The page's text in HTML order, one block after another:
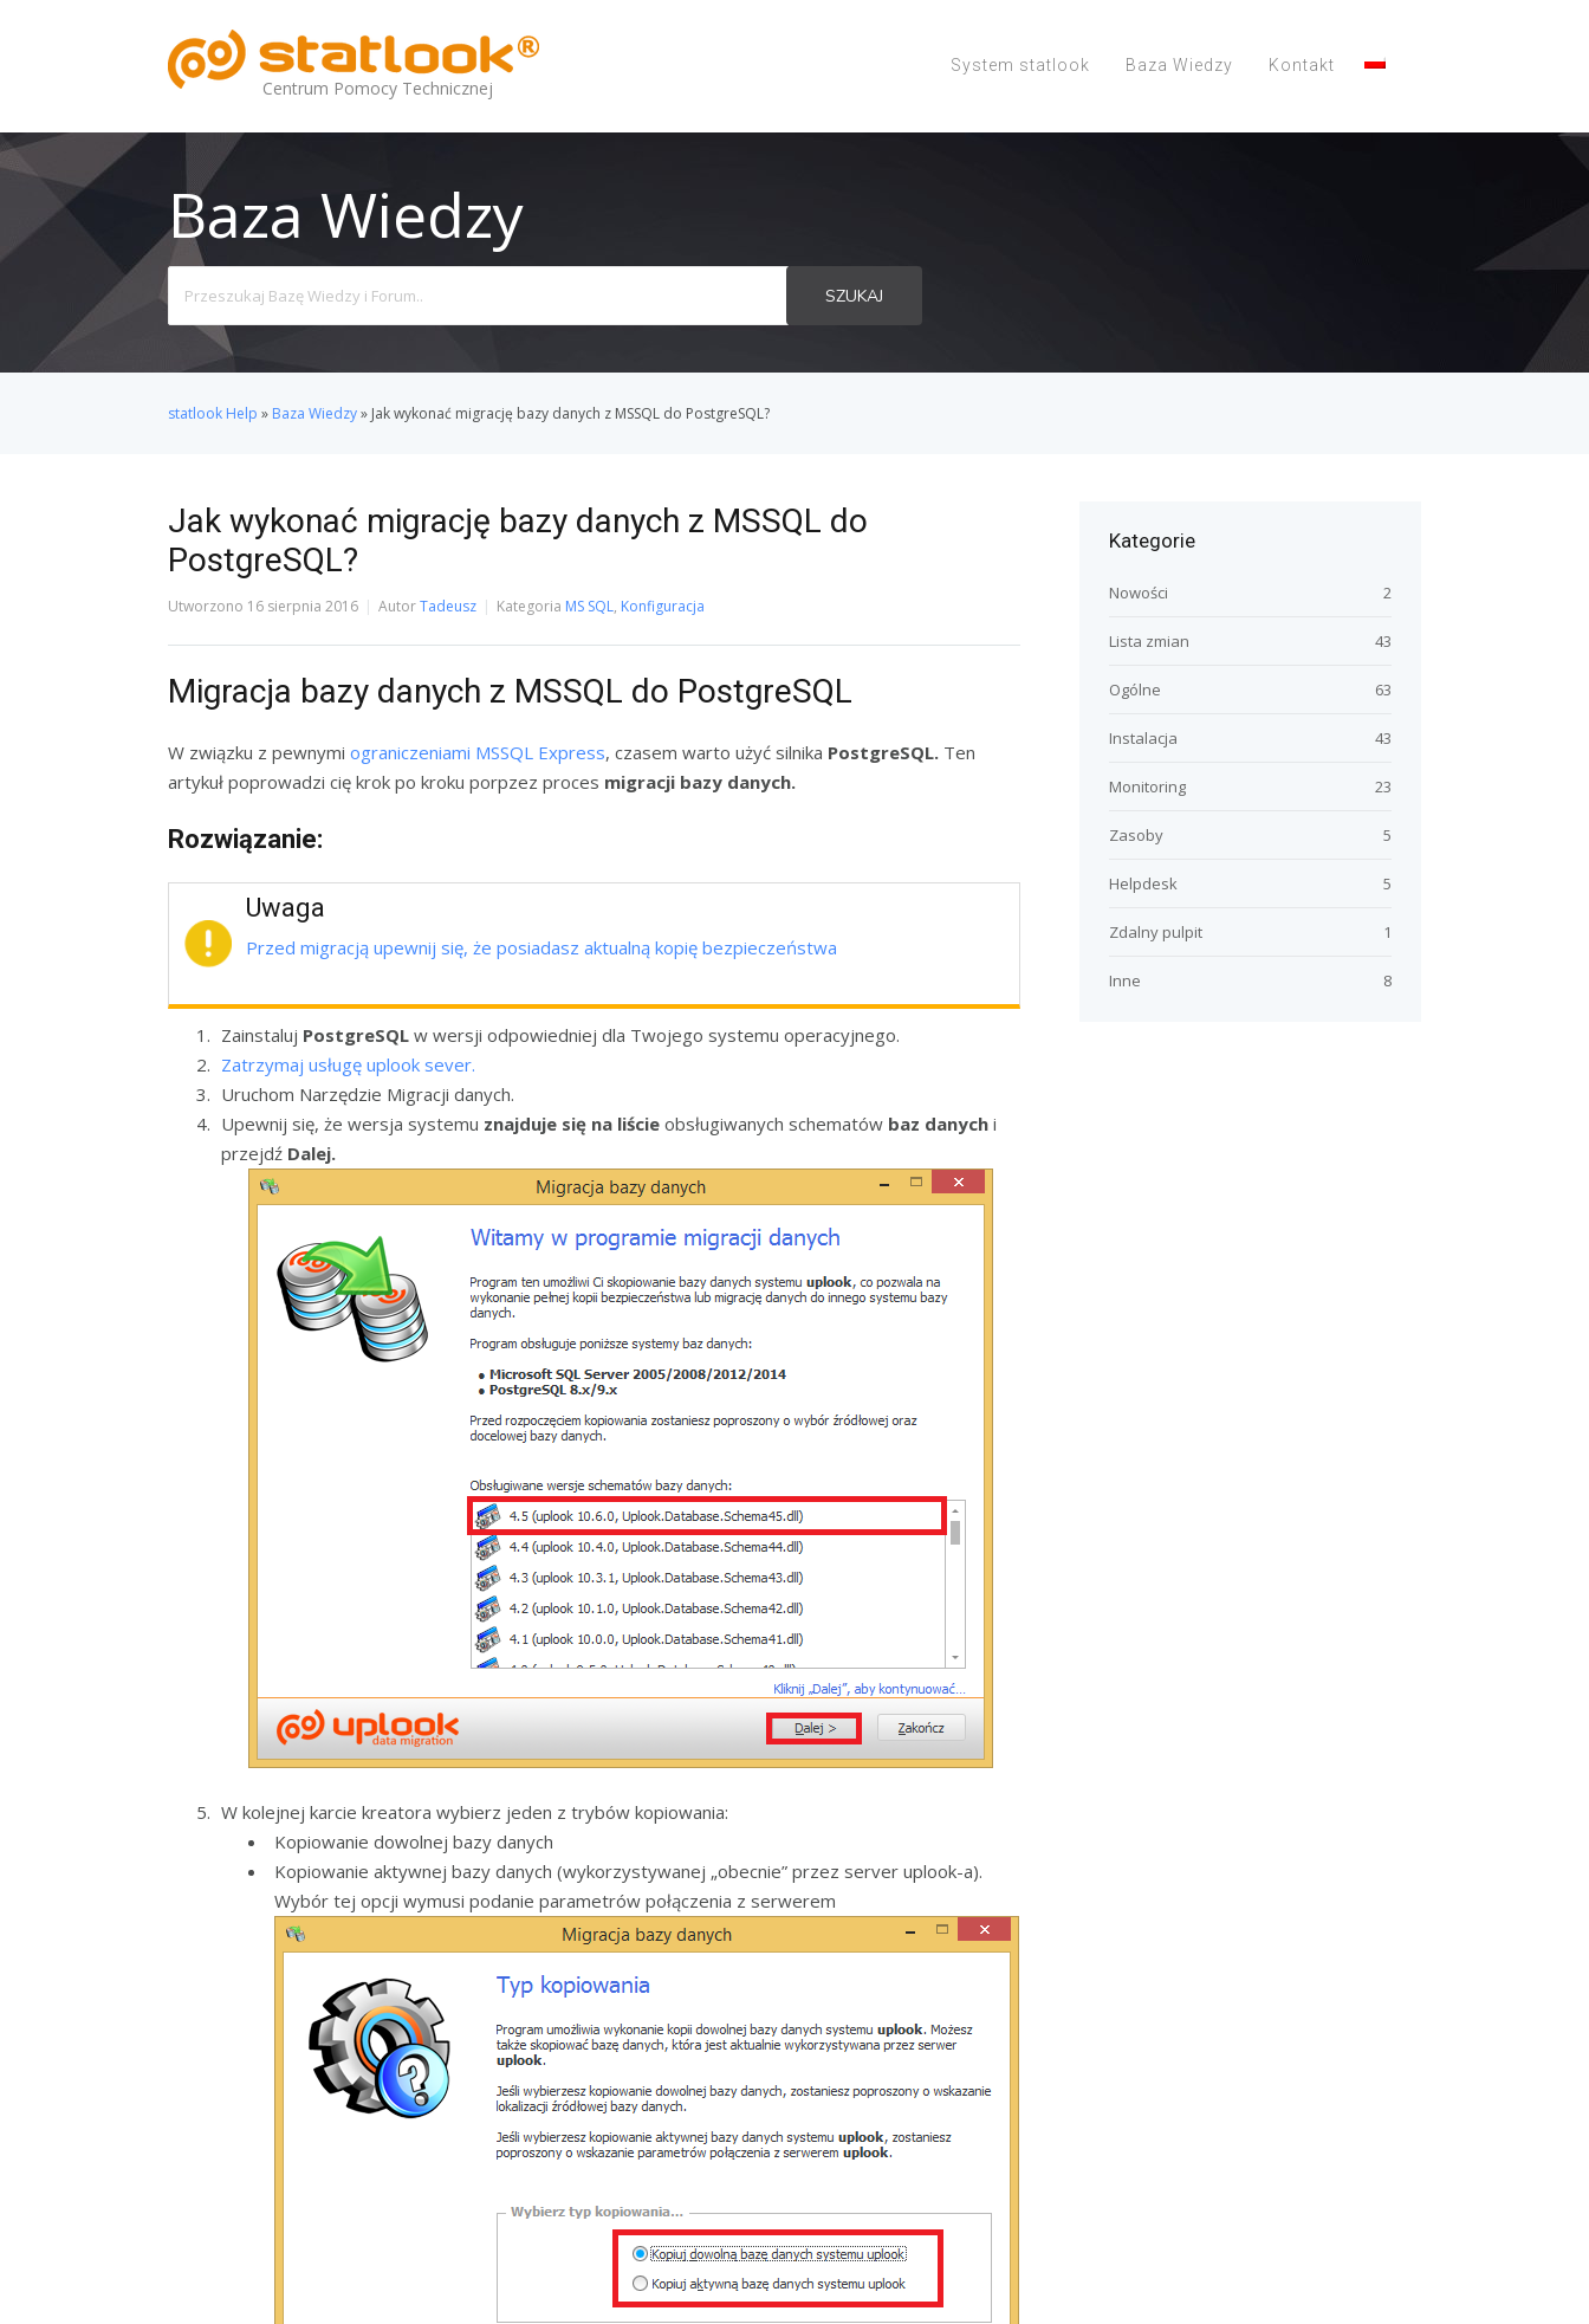
Centrum Pomocy Technicznej
System statlook Baza Wiedzy Kontakt
Baza Wiedzy
For
SZUKAJ
statlook Help » Baza Wiedzy» Jak wykonać migrację bazy danych z MSSQL do PostgreSQL?
Jak wykonać migrację bazy danych z MSSQL do
PostgreSQL?
Utworzono 16 sierpnia 2016 AutorTadeusz Kategoria MS SQL, Konfiguracja
Migracja bazy danych z MSSQL do PostgreSQL
W związku z pewnymi ograniczeniami MSSQL Express, czasem warto użyć silnika PostgreSQL. Ten
artykuł poprowadzi cię krok po kroku porpzez proces migracji bazy danych.
Rozwiązanie:
Uwaga
Przed migracją upewnij się, że posiadasz aktualną kopię bezpieczeństwa
Zainstaluj PostgreSQL w wersji odpowiedniej dla Twojego systemu operacyjnego.
Zatrzymaj usługę uplook sever.
Uruchom Narzędzie Migracji danych.
Upewnij się, że wersja systemu znajduje się na liście obsługiwanych schematów baz danych i
przejdź Dalej.
W kolejnej karcie kreatora wybierz jeden z trybów kopiowania:
Kopiowanie dowolnej bazy danych
Kopiowanie aktywnej bazy danych (wykorzystywanej „obecnie” przez server uplook-a).
Wybór tej opcji wymusi podanie parametrów połączenia z serwerem
Kategorie
2
Nowości
43
Lista zmian
63
Ogólne
43
Instalacja
23
Monitoring
5
Zasoby
5
Helpdesk
1
Zdalny pulpit
8
Inne